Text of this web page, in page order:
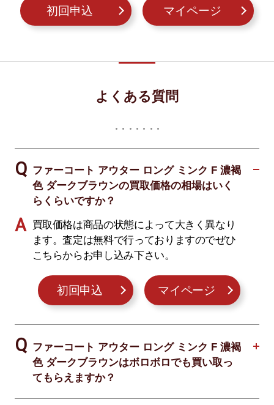
初回申込 マイページ
よくある質問
ファーコート アウター ロング ミンク F 濃褐
色 ダークブラウンの買取価格の相場はいく
らくらいですか？
買取価格は商品の状態によって大きく異なり
ます。査定は無料で行っておりますのでぜひ
こちらからお申し込み下さい。
初回申込 マイページ
ファーコート アウター ロング ミンク F 濃褐
色 ダークブラウンはボロボロでも買い取っ
てもらえますか？